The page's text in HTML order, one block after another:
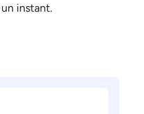
instant.